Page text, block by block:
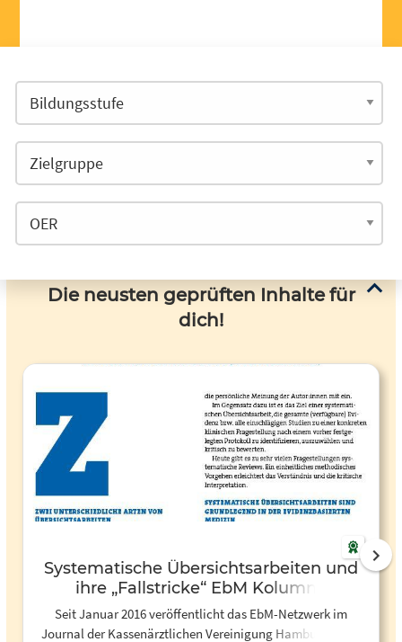
Die neusten geprüften Inhalte für
dich!
Systematische Übersichtsarbeiten und
ihre „Fallstricke“ EbM Kolumne
Seit Januar 2016 veröffentlicht das EbM-Netzwerk im
Journal der Kassenärztlichen Vereinigung Hamburg unter